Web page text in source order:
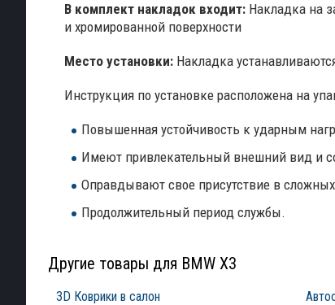
В комплект накладок входит: Накладка на
и хромированной поверхности
Место установки: Накладка
Инструкция по установке расположена на
Повышенная устойчивость к ударным
Имеют привлекательный внешний вид и
Оправдывают свое присутствие в
Продолжительный период службы.
Другие товары для BMW X3
3D Коврики в салон